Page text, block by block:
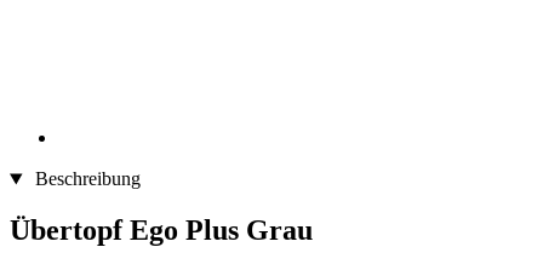
Beschreibung
Übertopf Ego Plus Grau